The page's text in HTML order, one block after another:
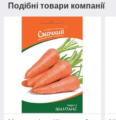
Подібні товари компанії